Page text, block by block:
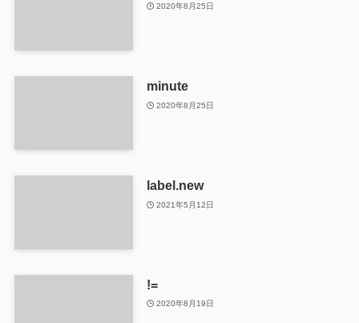
2020年8月25日
minute
2020年8月25日
label.new
2021年5月12日
!=
2020年8月19日